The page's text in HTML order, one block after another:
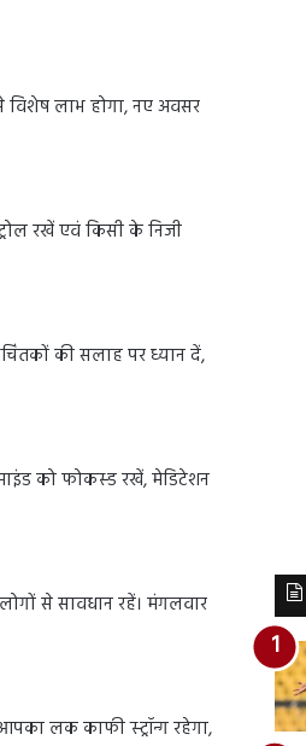
लाभ होगा, नए अवसर
रखें एवं किसी के निजी
की सलाह पर ध्यान दें,
को फोकस्ड रखें, मेडिटेशन
से सावधान रहें। मंगलवार
लक काफी स्ट्रॉन्ग रहेगा,